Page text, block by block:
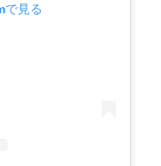
で見る